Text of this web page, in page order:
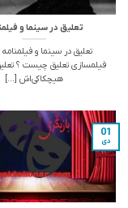
تعلیق در سینما و
تعلیق در سینما و
فیلمسازی تعلیق چیست ؟
هیچکاکی‌اش [...]
01
دی